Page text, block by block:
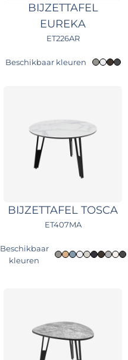
BIJZETTAFEL
EUREKA
ET226AR
Beschikbaar kleuren
BIJZETTAFEL TOSCA
ET407MA
Beschikbaar
kleuren